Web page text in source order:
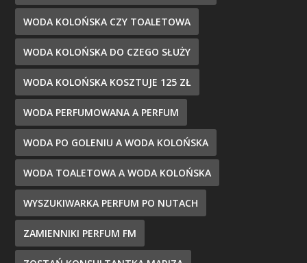
WODA KOLOŃSKA CZY TOALETOWA
WODA KOLOŃSKA DO CZEGO SŁUŻY
WODA KOLOŃSKA KOSZTUJE 125 ZŁ
WODA PERFUMOWANA A PERFUM
WODA PO GOLENIU A WODA KOLOŃSKA
WODA TOALETOWA A WODA KOLOŃSKA
WYSZUKIWARKA PERFUM PO NUTACH
ZAMIENNIKI PERFUM FM